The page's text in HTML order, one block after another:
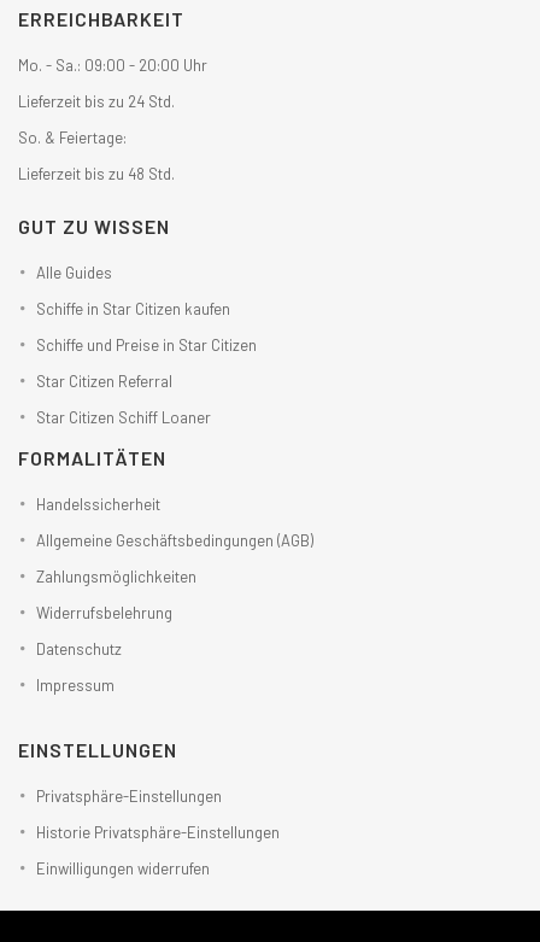
ERREICHBARKEIT
Mo. - Sa.: 09:00 - 20:00 Uhr
Lieferzeit bis zu 24 Std.
So. & Feiertage:
Lieferzeit bis zu 48 Std.
GUT ZU WISSEN
Alle Guides
Schiffe in Star Citizen kaufen
Schiffe und Preise in Star Citizen
Star Citizen Referral
Star Citizen Schiff Loaner
FORMALITÄTEN
Handelssicherheit
Allgemeine Geschäftsbedingungen (AGB)
Zahlungsmöglichkeiten
Widerrufsbelehrung
Datenschutz
Impressum
EINSTELLUNGEN
Privatsphäre-Einstellungen
Historie Privatsphäre-Einstellungen
Einwilligungen widerrufen